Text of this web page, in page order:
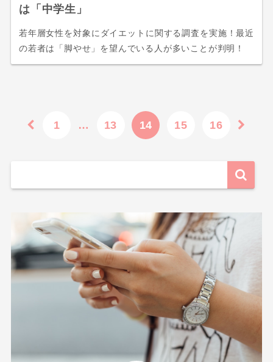
は「中学生」
若年層女性を対象にダイエットに関する調査を実施！最近
の若者は「脚やせ」を望んでいる人が多いことが判明！
1 … 13 14 15 16